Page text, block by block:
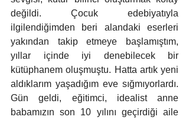
değildi. Çocuk edebiyatıyla
ilgilendiğimden beri alandaki eserleri
yakından takip etmeye başlamıştım,
yıllar içinde iyi denebilecek bir
kütüphanem oluşmuştu. Hatta artık yeni
aldıklarım yaşadığım eve sığmıyorlardı.
Gün geldi, eğitimci, idealist anne
babamızın son 10 yılını geçirdiği aile